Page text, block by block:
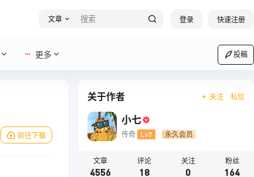
文章 登录 快速注册
更多 投稿
前往下载
关于作者 关注 私信
小七
传奇 Lv7 永久会员
文章
4556
评论
18
关注
0
粉丝
164